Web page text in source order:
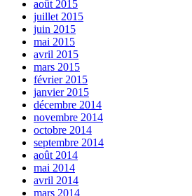
août 2015
juillet 2015
juin 2015
mai 2015
avril 2015
mars 2015
février 2015
janvier 2015
décembre 2014
novembre 2014
octobre 2014
septembre 2014
août 2014
mai 2014
avril 2014
mars 2014